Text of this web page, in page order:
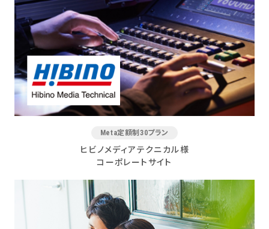
Meta定額制30プラン
ヒビノメディアテクニカル様
コーポレートサイト